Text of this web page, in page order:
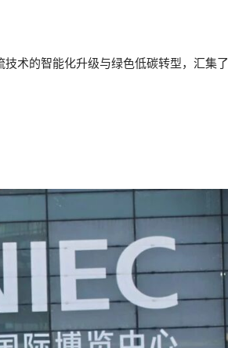
术的智能化升级与绿色低碳转型，汇集了